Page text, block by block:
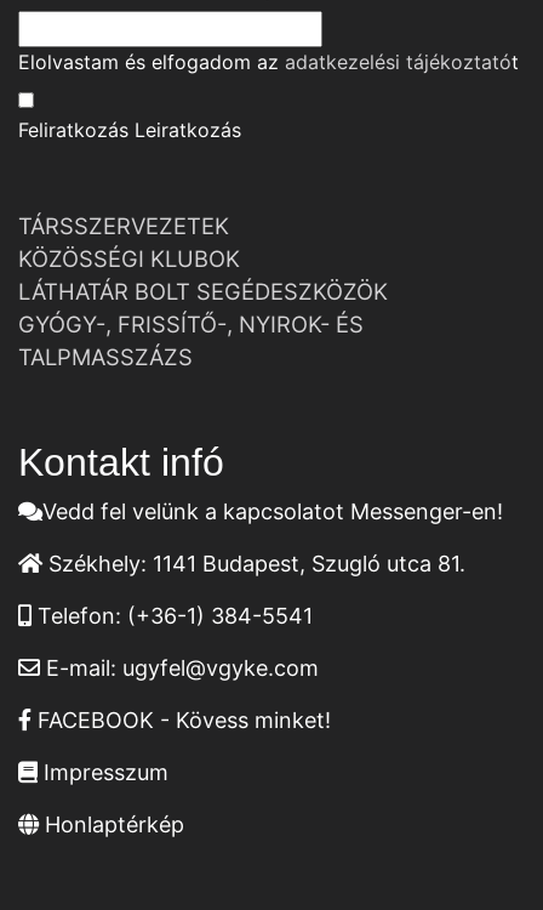
Elolvastam és elfogadom az adatkezelési tájékoztatót
Feliratkozás Leiratkozás
TÁRSSZERVEZETEK
KÖZÖSSÉGI KLUBOK
LÁTHATÁR BOLT SEGÉDESZKÖZÖK
GYÓGY-, FRISSÍTŐ-, NYIROK- ÉS
TALPMASSZÁZS
Kontakt infó
Vedd fel velünk a kapcsolatot Messenger-en!
Székhely: 1141 Budapest, Szugló utca 81.
Telefon: (+36-1) 384-5541
E-mail: ugyfel@vgyke.com
FACEBOOK - Kövess minket!
Impresszum
Honlaptérkép